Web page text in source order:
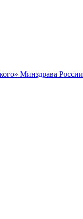
Минздрава России